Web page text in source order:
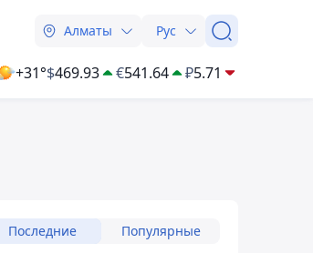
Алматы Рус
+31°$469.93 €541.64 ₽5.71
Последние Популярные